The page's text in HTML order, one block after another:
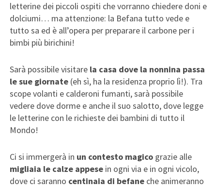
letterine dei piccoli ospiti che vorranno chiedere doni e
dolciumi… ma attenzione: la Befana tutto vede e
tutto sa ed è all’opera per preparare il carbone per i
bimbi più birichini!
Sarà possibile visitare la casa dove la nonnina passa
le sue giornate (eh sì, ha la residenza proprio lì!). Tra
scope volanti e calderoni fumanti, sarà possibile
vedere dove dorme e anche il suo salotto, dove legge
le letterine con le richieste dei bambini di tutto il
Mondo!
Ci si immergerà in un contesto magico grazie alle
migliaia le calze appese in ogni via e in ogni vicolo,
dove ci saranno centinaia di befane che animeranno